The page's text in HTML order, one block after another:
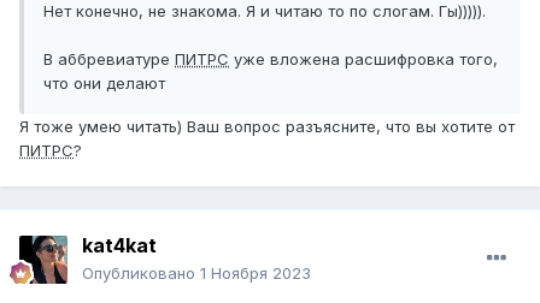
Нет конечно, не знакома. Я и читаю то по слогам. Гы))))).
В аббревиатуре ПИТРС уже вложена расшифровка того,
что они делают
Я тоже умею читать) Ваш вопрос разъясните, что вы хотите от
ПИТРС?
kat4kat
Опубликовано 1 Ноября 2023